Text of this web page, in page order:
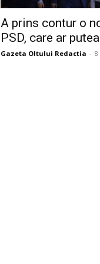
A prins contur o
PSD, care ar
Gazeta Oltului Redactia - 8